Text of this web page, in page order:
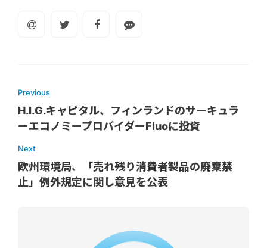
Previous
H.I.G.キャピタル、フィンランドのサーキュラ
ーエコノミープロバイダーFluoに投資
Next
欧州環境局、「売れ残り消費者製品の廃棄禁
止」例外規定に関し意見を公表